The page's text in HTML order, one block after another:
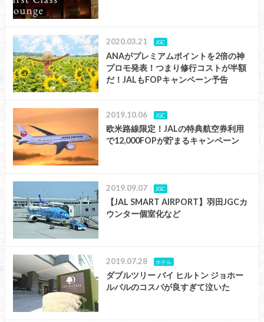
2020.03.21 JGC
ANAがプレミアムポイントを2倍の神
プロモ発表！つまり修行コストが半額
だ！JALもFOPキャンペーン予告
2019.10.06 JGC
欧米路線限定！JALの特典航空券利用
で12,000FOPが貯まるキャンペーン
2019.09.07 JGC
【JAL SMART AIRPORT】羽田JGCカ
ウンター個室化など
2019.07.28 ホテル
ダブルツリー バイ ヒルトン ジョホー
ルバルのコスパが良すぎて泣いた